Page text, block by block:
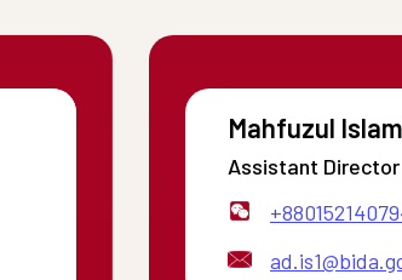
Mahfuzul Islam
Assistant Director